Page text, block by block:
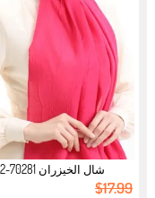
شال الخيزران 70281-42 فوشيا...
$17.99